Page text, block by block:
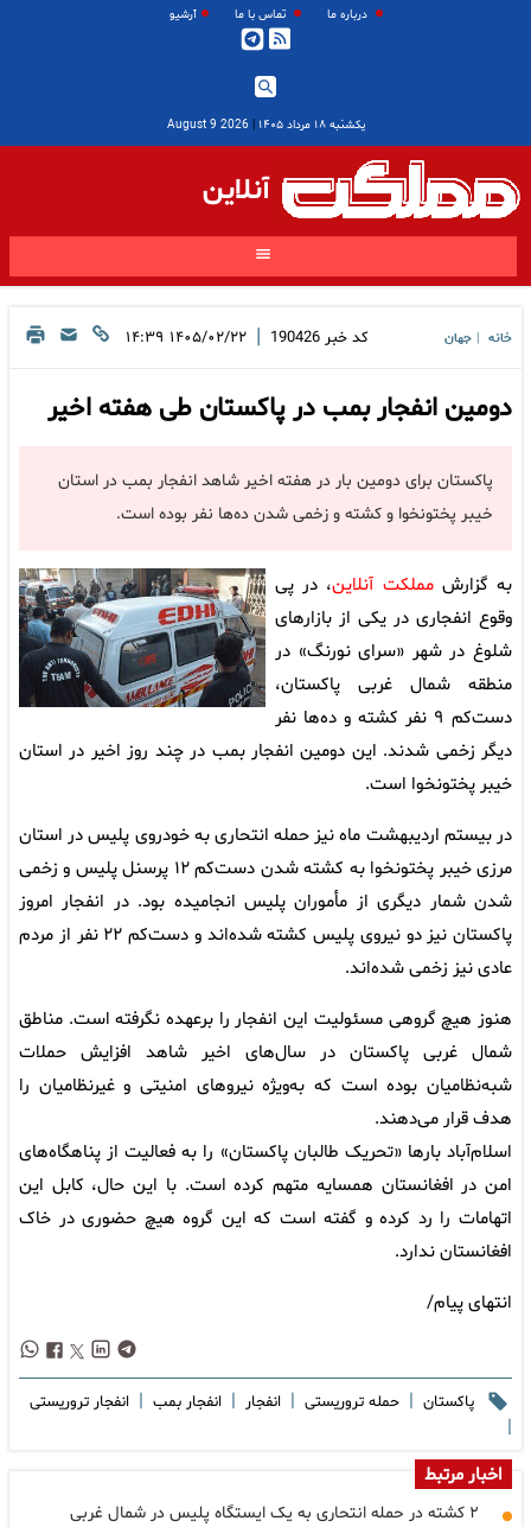
درباره ما تماس با ما آرشیو
یکشنبه ۱۸ مرداد ۱۴۰۵ |
2026 August 9
آنلاین
خانه جهان کد خبر 190426
| ۱۴۰۵/۰۲/۲۲ ۱۴:۳۹
دومین انفجار بمب در پاکستان طی هفته اخیر
پاکستان برای دومین بار در هفته اخیر شاهد انفجار بمب در استان
خیبر پختونخوا و کشته و زخمی شدن ده‌ها نفر بوده است.
به گزارشمملکت آنلاین، در پی
وقوع انفجاری در یکی از بازارهای
شلوغ در شهر «سرای نورنگ» در
منطقه شمال غربی پاکستان،
دست‌کم ۹ نفر کشته و ده‌ها نفر
دیگر زخمی شدند. این دومین انفجار بمب در چند روز اخیر در استان
خیبر پختونخوا است.
در بیستم اردیبهشت ماه نیز حمله انتحاری به خودروی پلیس در استان
مرزی خیبر پختونخوا به کشته شدن دست‌کم ۱۲ پرسنل پلیس و زخمی
شدن شمار دیگری از مأموران پلیس انجامیده بود. در انفجار امروز
پاکستان نیز دو نیروی پلیس کشته شده‌اند و دست‌کم ۲۲ نفر از مردم
عادی نیز زخمی شده‌اند.
هنوز هیچ گروهی مسئولیت این انفجار را برعهده نگرفته است. مناطق
شمال غربی پاکستان در سال‌های اخیر شاهد افزایش حملات
شبه‌نظامیان بوده است که به‌ویژه نیروهای امنیتی و غیرنظامیان را
هدف قرار می‌دهند.
اسلام‌آباد بارها «تحریک طالبان پاکستان» را به فعالیت از پناهگاه‌های
امن در افغانستان همسایه متهم کرده است. با این حال، کابل این
اتهامات را رد کرده و گفته است که این گروه هیچ حضوری در خاک
افغانستان ندارد.
انتهای پیام/
پاکستان | حمله تروریستی | انفجار | انفجار بمب | انفجار تروریستی
|
اخبار مرتبط
۲ کشته در حمله انتحاری به یک ایستگاه پلیس در شمال غربی